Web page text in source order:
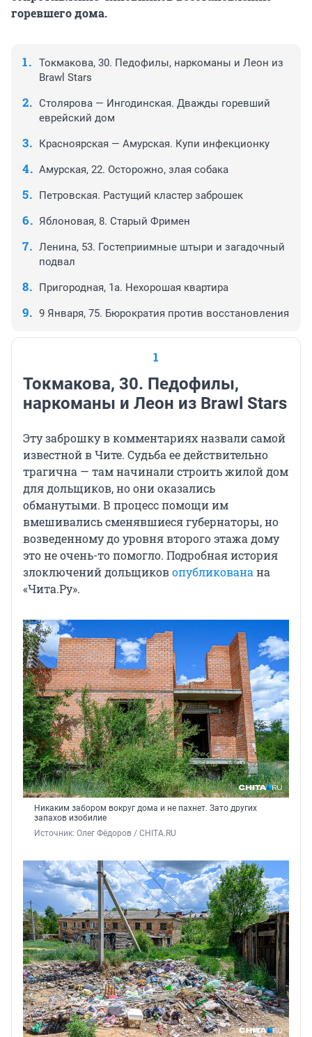
горевшего дома.
Токмакова, 30. Педофилы, наркоманы и Леон из
Brawl Stars
Столярова — Ингодинская. Дважды горевший
еврейский дом
Красноярская — Амурская. Купи инфекционку
Амурская, 22. Осторожно, злая собака
Петровская. Растущий кластер заброшек
Яблоновая, 8. Старый Фримен
Ленина, 53. Гостеприимные штыри и загадочный
подвал
Пригородная, 1а. Нехорошая квартира
9 Января, 75. Бюрократия против восстановления
1
Токмакова, 30. Педофилы,
наркоманы и Леон из Brawl Stars
Эту заброшку в комментариях назвали самой
известной в Чите. Судьба ее действительно
трагична — там начинали строить жилой дом
для дольщиков, но они оказались
обманутыми. В процесс помощи им
вмешивались сменявшиеся губернаторы, но
возведенному до уровня второго этажа дому
это не очень-то помогло. Подробная история
злоключений дольщиковопубликованана
«Чита.Ру».
Никаким забором вокруг дома и не пахнет. Зато других
запахов изобилие
Источник: Олег Фёдоров / CHITA.RU